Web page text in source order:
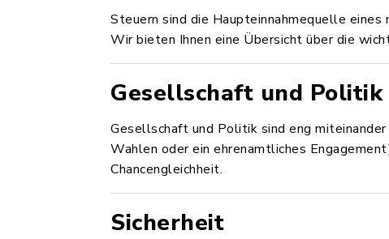
Steuern sind die Haupteinnahmequelle
Wir bieten Ihnen eine Übersicht über die
Gesellschaft und Politik
Gesellschaft und Politik sind eng miteinander
Wahlen oder ein ehrenamtliches
Chancengleichheit.
Sicherheit